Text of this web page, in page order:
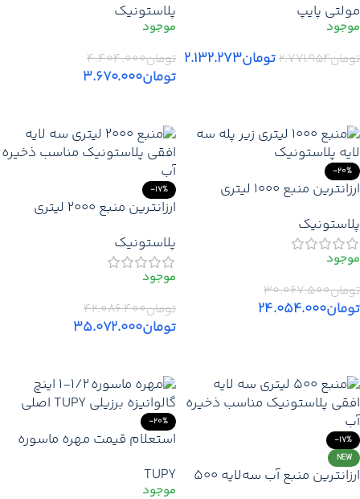
قمیت خرید لوله پلیکا فاضلاب
دماوند
مولتی پایپ
تومان۲.۷۷۱.۹۵۴تومان۲.۱۳۲.۲۷۳
لیتری نمایندگی تهران کرج
دماوند
پلاستونیک
تومان۴.۴۰۴.۰۰۰
تومان۳.۶۷۰.۰۰۰
-20%
ارزانترین منبع 1000 لیتری
قیمت خرید بهترین مخزن
زیرپله پلاستونیک با تخفیف در
تهران کرج دماوند
پلاستونیک
تومان۳۰.۰۶۷.۵۰۰
تومان۲۴.۰۵۴.۰۰۰
-17%
ارزانترین منبع 2000 لیتری
لیتری پلاستونیک – نمایندگی
تهران کرج دماوند
پلاستونیک
تومان۴۲.۰۸۶.۴۰۰
تومان۳۵.۰۷۲.۰۰۰
-17%
NEW
ارزانترین منبع آب سه‌لایه 500
-20%
استعلام قیمت مهره ماسوره
TUPY